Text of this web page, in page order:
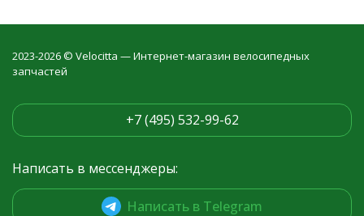
2023-2026 © Velocitta — Интернет-магазин велосипедных
запчастей
+7 (495) 532-99-62
Написать в мессенджеры:
Написать в Telegram